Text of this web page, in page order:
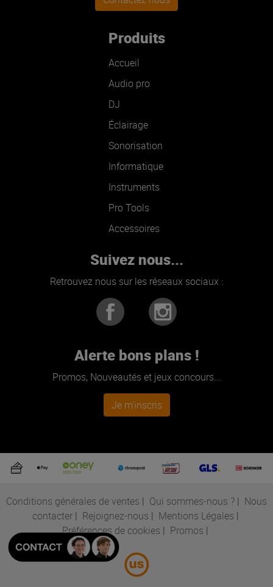
Produits
Accueil
Audio pro
DJ
Éclairage
Sonorisation
Informatique
Instruments
Pro Tools
Accessoires
Suivez nous...
Retrouvez nous sur les réseaux sociaux :
Alerte bons plans !
Promos, Nouveautés et jeux concours...
Je m'inscris
Conditions générales de ventes | Qui sommes-nous ? | Nous
contacter| Rejoignez-nous | Mentions Légales |
Préférences de cookies | Promos |